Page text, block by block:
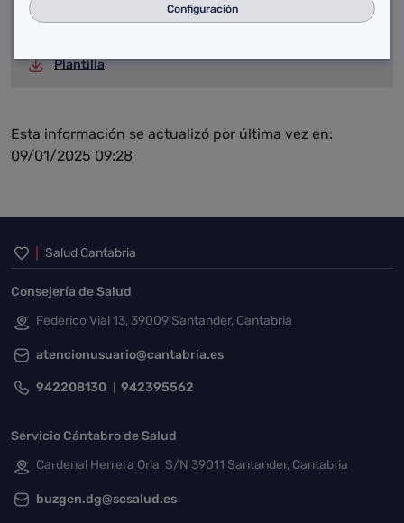
Examen
Plantilla
Esta información se actualizó por última vez en:
09/01/2025 09:28
Inicio del pie de página
Salud Cantabria
Consejería de Salud
Federico Vial 13, 39009 Santander, Cantabria
atencionusuario@cantabria.es
942208130 942395562
Servicio Cántabro de Salud
Cardenal Herrera Oria, S/N 39011 Santander, Cantabria
buzgen.dg@scsalud.es
Configuración